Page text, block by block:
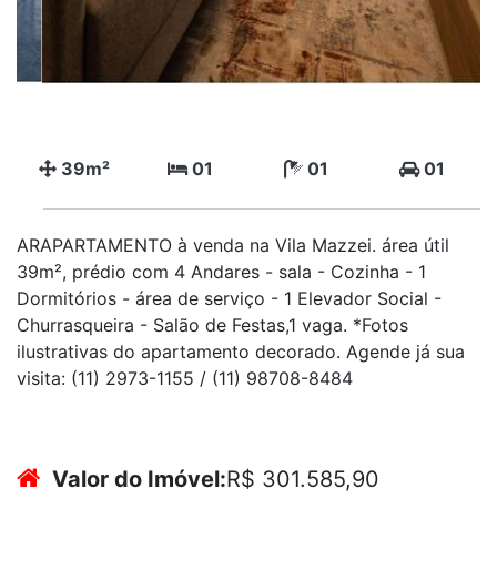
39m² 01 01 01
ARAPARTAMENTO à venda na Vila Mazzei. área útil
39m², prédio com 4 Andares - sala - Cozinha - 1
Dormitórios - área de serviço - 1 Elevador Social -
Churrasqueira - Salão de Festas,1 vaga. *Fotos
ilustrativas do apartamento decorado. Agende já sua
visita: (11) 2973-1155 / (11) 98708-8484
Valor do Imóvel:R$ 301.585,90